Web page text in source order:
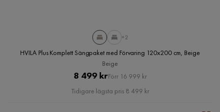
+2
HVILA Plus Komplett Sängpaket med Förvaring 120x200 cm, Beige
Beige
Pris
8 499 krOriginal
Pris
Förr 16 999 kr
Tidigare lägsta pris 8 499 kr